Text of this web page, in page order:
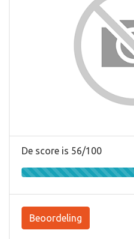
De score is 56/100
Beoordeling